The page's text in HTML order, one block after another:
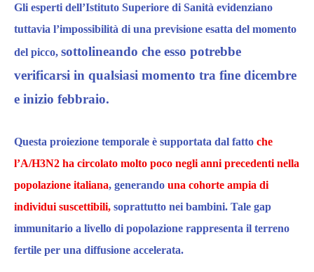
Gli esperti dell’Istituto Superiore di Sanità evidenziano
tuttavia l’impossibilità di una previsione esatta del momento
del picco, sottolineando che esso potrebbe
verificarsi in qualsiasi momento tra fine dicembre
e inizio febbraio.​
Questa proiezione temporale è supportata dal fatto che
l’A/H3N2 ha circolato molto poco negli anni precedenti nella
popolazione italiana, generando una cohorte ampia di
individui suscettibili, soprattutto nei bambini. Tale gap
immunitario a livello di popolazione rappresenta il terreno
fertile per una diffusione accelerata.​